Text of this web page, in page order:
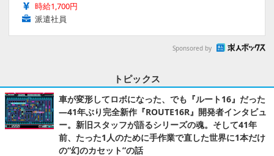
時給1,700円
派遣社員
Sponsored by
トピックス
車が変形してロボになった、でも『ルート16』だった
―41年ぶり完全新作『ROUTE16R』開発者インタビュ
ー。新旧スタッフが語るシリーズの魂。そして41年
前、たった1人のために手作業で直した世界に1本だけ
の“幻のカセット”の話